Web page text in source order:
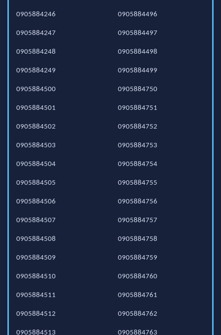
0905884246
0905884247
0905884248
0905884249
0905884496
0905884497
0905884498
0905884499
0905884500
0905884501
0905884502
0905884503
0905884504
0905884505
0905884506
0905884507
0905884508
0905884509
0905884510
0905884511
0905884512
0905884513
0905884750
0905884751
0905884752
0905884753
0905884754
0905884755
0905884756
0905884757
0905884758
0905884759
0905884760
0905884761
0905884762
0905884763